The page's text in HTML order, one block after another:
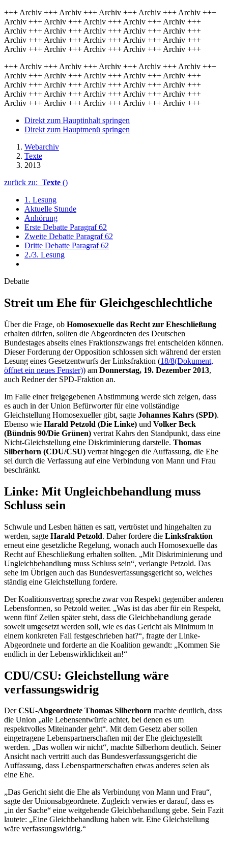
+++ Archiv +++ Archiv +++ Archiv +++ Archiv +++ Archiv +++
Archiv +++ Archiv +++ Archiv +++ Archiv +++ Archiv +++
Archiv +++ Archiv +++ Archiv +++ Archiv +++ Archiv +++
Archiv +++ Archiv +++ Archiv +++ Archiv +++ Archiv +++
Archiv +++ Archiv +++ Archiv +++ Archiv +++ Archiv +++
+++ Archiv +++ Archiv +++ Archiv +++ Archiv +++ Archiv +++
Archiv +++ Archiv +++ Archiv +++ Archiv +++ Archiv +++
Archiv +++ Archiv +++ Archiv +++ Archiv +++ Archiv +++
Archiv +++ Archiv +++ Archiv +++ Archiv +++ Archiv +++
Archiv +++ Archiv +++ Archiv +++ Archiv +++ Archiv +++
Direkt zum Hauptinhalt springen
Direkt zum Hauptmenü springen
Webarchiv
Texte
2013
zurück zu: Texte ()
1. Lesung
Aktuelle Stunde
Anhörung
Erste Debatte Paragraf 62
Zweite Debatte Paragraf 62
Dritte Debatte Paragraf 62
2./3. Lesung
Debatte
Streit um Ehe für Gleichgeschlechtliche
Über die Frage, ob Homosexuelle das Recht zur Eheschließung
erhalten dürfen, sollten die Abgeordneten des Deutschen
Bundestages abseits eines Fraktionszwangs frei entscheiden können.
Dieser Forderung der Opposition schlossen sich während der ersten
Lesung eines Gesetzentwurfs der Linksfraktion (18/8(Dokument,
öffnet ein neues Fenster)) am Donnerstag, 19. Dezember 2013,
auch Redner der SPD-Fraktion an.
Im Falle einer freigegebenen Abstimmung werde sich zeigen, dass
es auch in der Union Befürworter für eine vollständige
Gleichstellung Homosexueller gibt, sagte Johannes Kahrs (SPD).
Ebenso wie Harald Petzold (Die Linke) und Volker Beck
(Bündnis 90/Die Grünen) vertrat Kahrs den Standpunkt, dass eine
Nicht-Gleichstellung eine Diskriminierung darstelle. Thomas
Silberhorn (CDU/CSU) vertrat hingegen die Auffassung, die Ehe
sei durch die Verfassung auf eine Verbindung von Mann und Frau
beschränkt.
Linke: Mit Ungleichbehandlung muss
Schluss sein
Schwule und Lesben hätten es satt, vertröstet und hingehalten zu
werden, sagte Harald Petzold. Daher fordere die Linksfraktion
erneut eine gesetzliche Regelung, wonach auch Homosexuelle das
Recht auf Eheschließung erhalten sollten. „Mit Diskriminierung und
Ungleichbehandlung muss Schluss sein“, verlangte Petzold. Das
sehe im Übrigen auch das Bundesverfassungsgericht so, welches
ständig eine Gleichstellung fordere.
Der Koalitionsvertrag spreche zwar von Respekt gegenüber anderen
Lebensformen, so Petzold weiter. „Was ist das aber für ein Respekt,
wenn fünf Zeilen später steht, dass die Gleichbehandlung gerade
soweit umgesetzt werden soll, wie es das Gericht als Minimum in
einem konkreten Fall festgeschrieben hat?“, fragte der Linke-
Abgeordnete und forderte an die Koalition gewandt: „Kommen Sie
endlich in der Lebenswirklichkeit an!“
CDU/CSU: Gleichstellung wäre
verfassungswidrig
DerCSU-Abgeordnete Thomas Silberhorn machte deutlich, dass
die Union „alle Lebensentwürfe achtet, bei denen es um
respektvolles Miteinander geht“. Mit dem Gesetz aber sollen
eingetragene Lebenspartnerschaften mit der Ehe gleichgestellt
werden. „Das wollen wir nicht“, machte Silberhorn deutlich. Seiner
Ansicht nach vertritt auch das Bundesverfassungsgericht die
Auffassung, dass Lebenspartnerschaften etwas anderes seien als
eine Ehe.
„Das Gericht sieht die Ehe als Verbindung von Mann und Frau“,
sagte der Unionsabgeordnete. Zugleich verwies er darauf, dass es
„in der Sache“ eine weitgehende Gleichbehandlung gebe. Sein Fazit
lautete: „Eine Gleichbehandlung haben wir. Eine Gleichstellung
wäre verfassungswidrig.“